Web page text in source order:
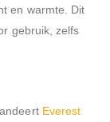
en warmte. Dit
gebruik, zelfs
Everest